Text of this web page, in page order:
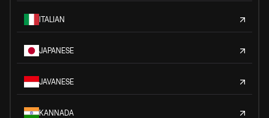
ITALIAN
JAPANESE
JAVANESE
KANNADA